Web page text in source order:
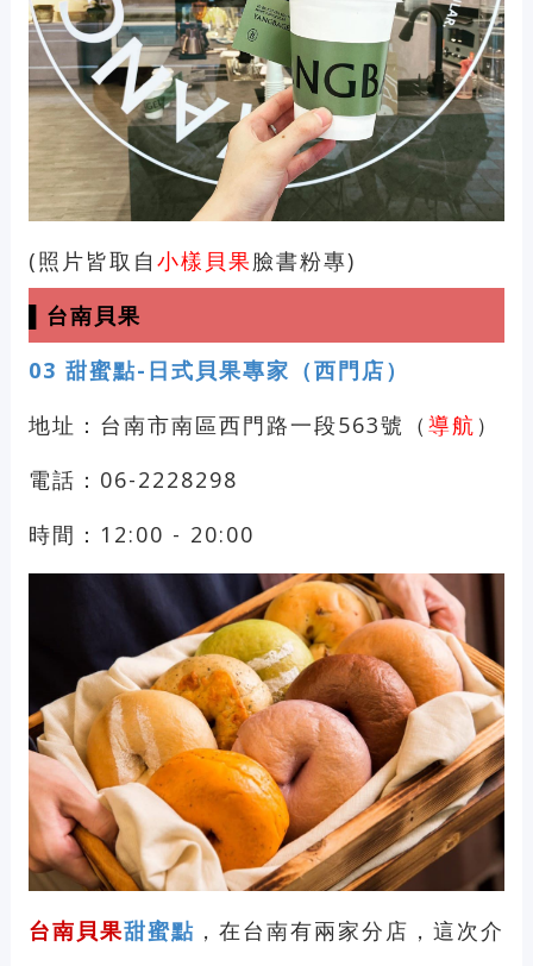
(照片皆取自 小樣貝果臉書粉專)
▌台南貝果
03 甜蜜點-日式貝果專家（西門店）
地址：台南市南區西門路一段563號（ 導航 ）
電話：06-2228298
時間：12:00 - 20:00
台南貝果甜蜜點 ，在台南有兩家分店，這次介